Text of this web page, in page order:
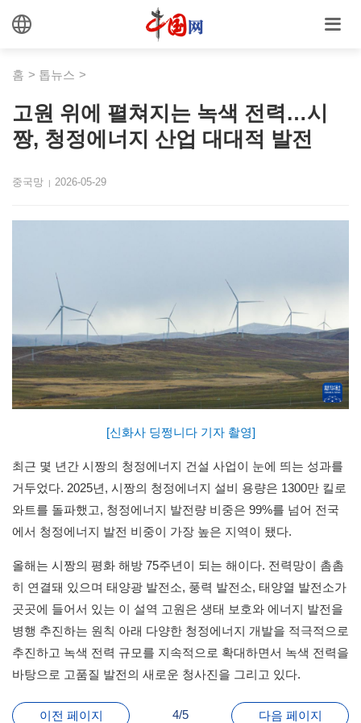
홈 > 톱뉴스 >
고원 위에 펼쳐지는 녹색 전력…시
짱, 청정에너지 산업 대대적 발전
중국망 | 2026-05-29
[신화사 딩쩡니다기자 촬영]
최근 몇 년간 시짱의 청정에너지 건설 사업이 눈에 띄는 성과를
거두었다. 2025년, 시짱의 청정에너지 설비 용량은 1300만 킬로
와트를 돌파했고, 청정에너지 발전량 비중은 99%를 넘어 전국
에서 청정에너지 발전 비중이 가장 높은 지역이 됐다.
올해는 시짱의 평화 해방 75주년이 되는 해이다. 전력망이 촘촘
히 연결돼 있으며 태양광 발전소, 풍력 발전소, 태양열 발전소가
곳곳에 들어서 있는 이 설역 고원은 생태 보호와 에너지 발전을
병행 추진하는 원칙 아래 다양한 청정에너지 개발을 적극적으로
추진하고 녹색 전력 규모를 지속적으로 확대하면서 녹색 전력을
바탕으로 고품질 발전의 새로운 청사진을 그리고 있다.
이전 페이지 4/5 다음 페이지